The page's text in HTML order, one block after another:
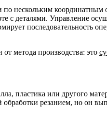
нескольким координатным
с деталями. Управление
последовательность
метода производства: это
пластика или другого
резанием, но он